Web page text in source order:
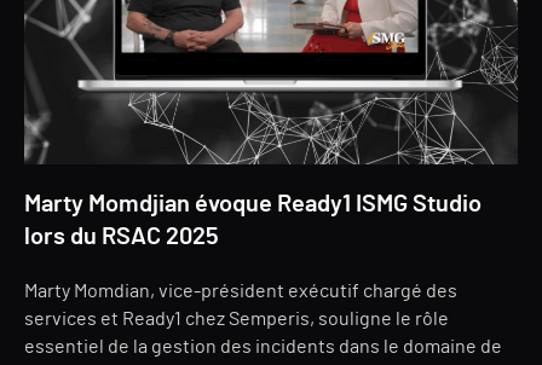
Marty Momdjian évoque Ready1 ISMG Studio
lors du RSAC 2025
Marty Momdian, vice-président exécutif chargé des
services et Ready1 chez Semperis, souligne le rôle
essentiel de la gestion des incidents dans le domaine de